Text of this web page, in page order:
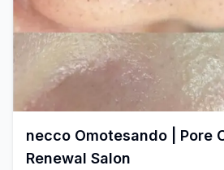
necco Omotesando | Pore
Renewal Salon